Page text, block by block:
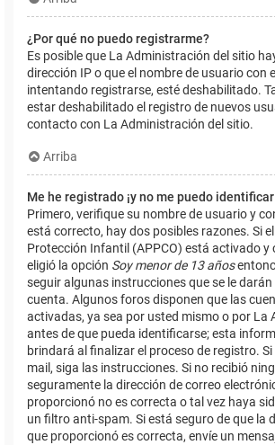
¿Por qué no puedo registrarme?
Es posible que La Administración del sitio
dirección IP o que el nombre de usuario con
intentando registrarse, esté deshabilitado.
estar deshabilitado el registro de nuevos
contacto con La Administración del sitio.
Arriba
Me he registrado ¡y no me puedo
Primero, verifique su nombre de usuario y
está correcto, hay dos posibles razones. Si
Protección Infantil (APPCO) está activado y
eligió la opción Soy menor de 13 años
seguir algunas instrucciones que se le
cuenta. Algunos foros disponen que las
activadas, ya sea por usted mismo o por La
antes de que pueda identificarse; esta
brindará al finalizar el proceso de registro. Si
mail, siga las instrucciones. Si no recibió
seguramente la dirección de correo
proporcionó no es correcta o tal vez haya
un filtro anti-spam. Si está seguro de que la
que proporcionó es correcta, envíe un